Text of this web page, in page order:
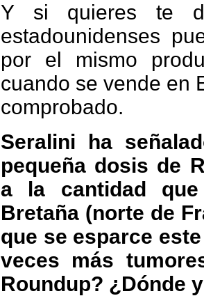
Y si quieres te
estadounidenses
por el mismo
cuando se vende en
comprobado.
Seralini ha
pequeña dosis de
a la cantidad
Bretaña (norte de
que se esparce
veces más
Roundup? ¿Dónde